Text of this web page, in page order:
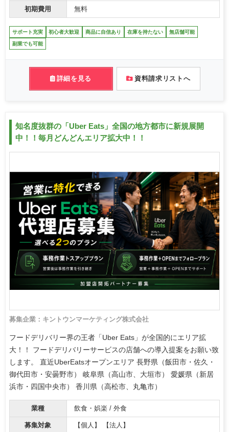
初期費用 無料
サポート充実 初心者大歓迎 商品に自信あり 在庫を持たない 無店舗可能
副業でも可能
詳細を見る 資料請求リストへ
知名度抜群の「Uber Eats」全国の地方都市に新規展開
中！！毎月どんどんエリア拡大中！！
募集企業：キントウンマーケティング株式会社
フードデリバリー界の王者「Uber Eats」が全国的にエリア拡
大！！ フードデリバリーサービスの店舗への導入提案をお願い致
します。 直近UberEatsオープンエリア 長野県（飯田市・佐久・
御代田市・安曇野市） 岐阜県（高山市、大垣市） 愛媛県（新居
浜市・四国中央市） 香川県（高松市、丸亀市）
業種 飲食・娯楽 / 外食
募集対象 【個人】 【法人】